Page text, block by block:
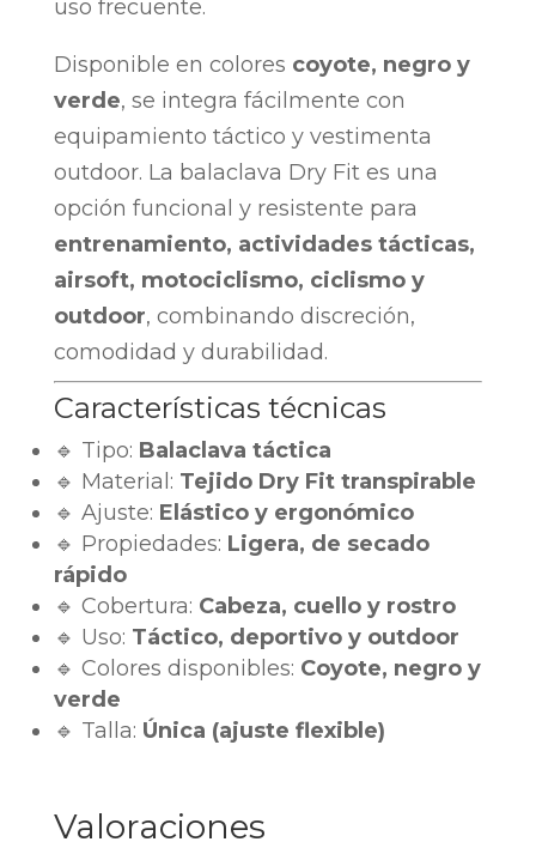
uso frecuente.
Disponible en colores coyote, negro y
verde, se integra fácilmente con
equipamiento táctico y vestimenta
outdoor. La balaclava Dry Fit es una
opción funcional y resistente para
entrenamiento, actividades tácticas,
airsoft, motociclismo, ciclismo y
outdoor, combinando discreción,
comodidad y durabilidad.
Características técnicas
🔹 Tipo: Balaclava táctica
🔹 Material: Tejido Dry Fit transpirable
🔹 Ajuste: Elástico y ergonómico
🔹 Propiedades: Ligera, de secado
rápido
🔹 Cobertura: Cabeza, cuello y rostro
🔹 Uso: Táctico, deportivo y outdoor
🔹 Colores disponibles: Coyote, negro y
verde
🔹 Talla: Única (ajuste flexible)
Valoraciones